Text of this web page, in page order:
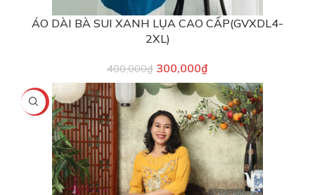
ÁO DÀI BÀ SUI XANH LỤA CAO CẤP(GVXDL4-
2XL)
400,000₫ 300,000₫
-25%